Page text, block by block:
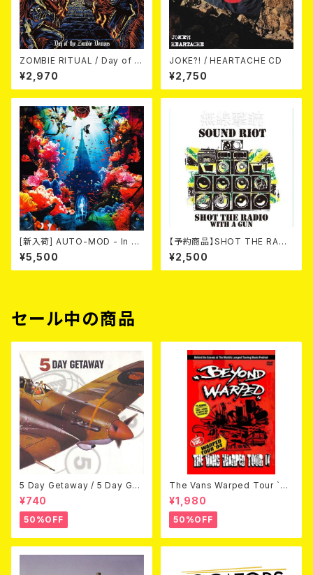
ZOMBIE RITUAL / Day of th
e Zombie Demons
¥2,970
JOKE?! / HEARTACHE CD
¥2,750
[新入荷] AUTO-MOD - In Th
e Wake Of KING AUTO-MO
D（CD+DVD/初回限定盤）
¥5,500
【予約商品】SHOT THE RADI
O WITH A GUN / SOUND RI
OT (CD)【8月８日発売】
¥2,500
セール中の商品
5 Day Getaway / 5 Day Get
away (CDEP)
¥740
50%OFF
The Vans Warped Tour `04
Beyond Warped (国内盤DV
D)
¥1,980
50%OFF